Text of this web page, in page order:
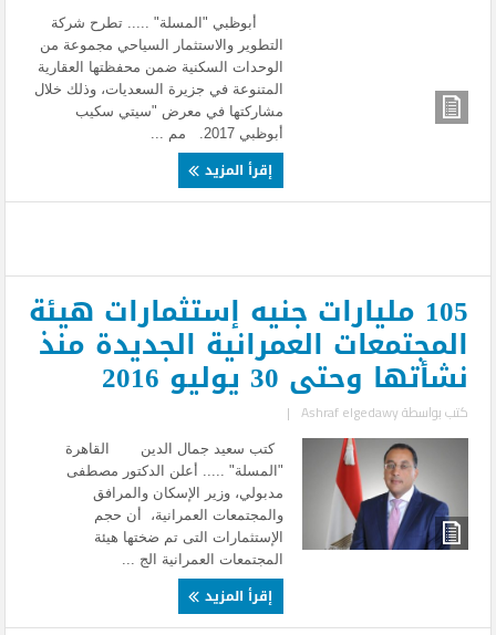
أبوظبي "المسلة" ..... تطرح شركة
التطوير والاستثمار السياحي مجموعة من
الوحدات السكنية ضمن محفظتها العقارية
المتنوعة في جزيرة السعديات، وذلك خلال
مشاركتها في معرض "سيتي سكيب
أبوظبي 2017. مم ...
إقرأ المزيد
105 مليارات جنيه إستثمارات هيئة
المجتمعات العمرانية الجديدة منذ
نشأتها وحتى 30 يوليو 2016
كتب بواسطةAshraf elgedawy
|
كتب سعيد جمال الدين القاهرة
"المسلة" ..... أعلن الدكتور مصطفى
مدبولي، وزير الإسكان والمرافق
والمجتمعات العمرانية، أن حجم
الإستثمارات التى تم ضختها هيئة
المجتمعات العمرانية الج ...
إقرأ المزيد